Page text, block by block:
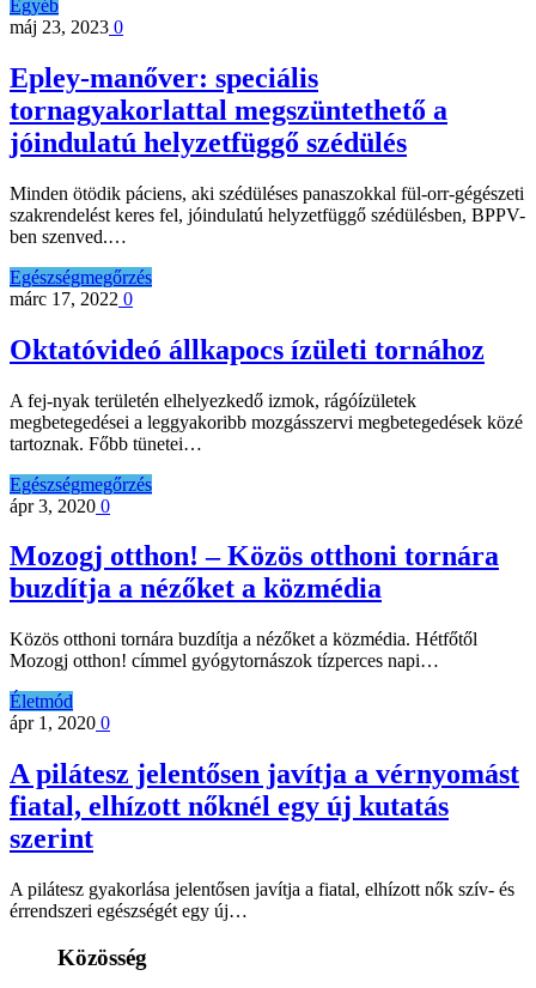
Egyéb
máj 23, 2023 0
Epley-manőver: speciális
tornagyakorlattal megszüntethető a
jóindulatú helyzetfüggő szédülés
Minden ötödik páciens, aki szédüléses panaszokkal fül-orr-gégészeti
szakrendelést keres fel, jóindulatú helyzetfüggő szédülésben, BPPV-
ben szenved.…
Egészségmegőrzés
márc 17, 2022 0
Oktatóvideó állkapocs ízületi tornához
A fej-nyak területén elhelyezkedő izmok, rágóízületek
megbetegedései a leggyakoribb mozgásszervi megbetegedések közé
tartoznak. Főbb tünetei…
Egészségmegőrzés
ápr 3, 2020 0
Mozogj otthon! – Közös otthoni tornára
buzdítja a nézőket a közmédia
Közös otthoni tornára buzdítja a nézőket a közmédia. Hétfőtől
Mozogj otthon! címmel gyógytornászok tízperces napi…
Életmód
ápr 1, 2020 0
A pilátesz jelentősen javítja a vérnyomást
fiatal, elhízott nőknél egy új kutatás
szerint
A pilátesz gyakorlása jelentősen javítja a fiatal, elhízott nők szív- és
érrendszeri egészségét egy új…
Közösség